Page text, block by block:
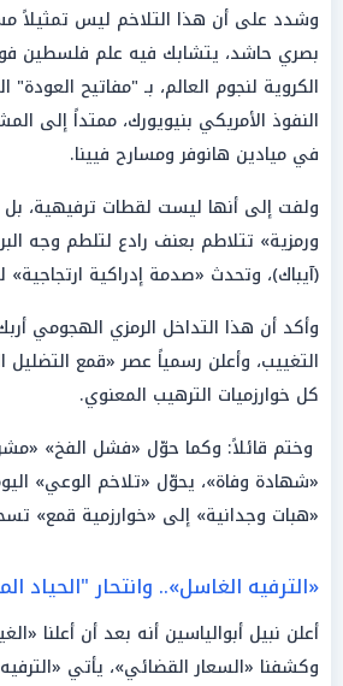
وشدد على أن هذا التلاخم ليس تمثيلاً
بصري حاشد، يتشابك فيه علم فلسطين
الكروية لنجوم العالم، بـ "مفاتيح
النفوذ الأمريكي بنيويورك، ممتداً إلى
في ميادين هانوفر ومسارح فيينا.
ولفت إلى أنها ليست لقطات ترفيهية،
ورمزية» تتلاطم بعنف رادع لتلطم وجه
(آيباك)، وتحدث «صدمة إدراكية
وأكد أن هذا التداخل الرمزي الهجومي
التغييب، وأعلن رسمياً عصر «قمع التضليل
كل خوارزميات الترهيب المعنوي.
وختم قائلاً: وكما حوّل «فشل الفخ»
«شهادة وفاة»، يحوّل «تلاخم الوعي»
«هبات وجدانية» إلى «خوارزمية قمع»
«الترفيه الغاسل».. وانتحار "الحياد
أعلن نبيل أبوالياسين أنه بعد أن أعلنا
وكشفنا «السعار القضائي»، يأتي